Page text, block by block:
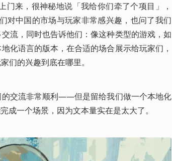
来，很神秘地说「我给你们牵了个项目」，
对中国的市场与玩家非常感兴趣，也问了我们
流，同时也告诉他们：像这种类型的游戏，如
化语言的版本，在合适的场合展示给玩家们，
们的兴趣到底在哪里。
交流非常顺利——但是留给我们做一个本地化
成一个场景，因为文本量实在是太大了。